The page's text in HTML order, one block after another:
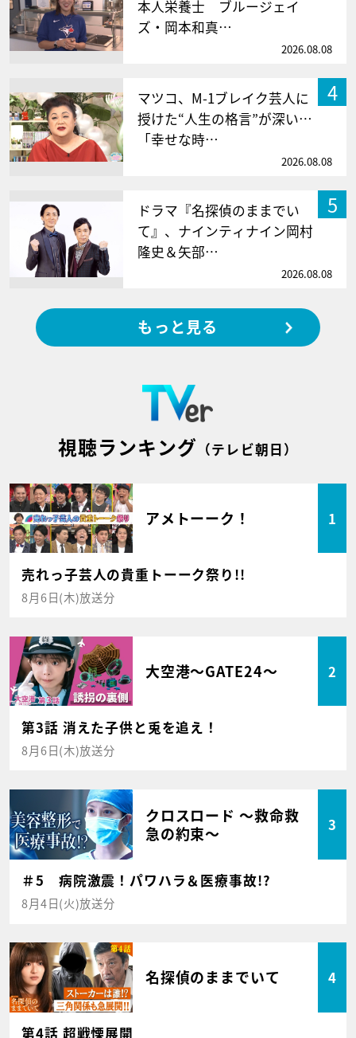
本人栄養士 ブルージェイ
ズ・岡本和真…
2026.08.08
4
マツコ、M-1ブレイク芸人に
授けた“人生の格言”が深い…
「幸せな時…
2026.08.08
5
ドラマ『名探偵のままでい
て』、ナインティナイン岡村
隆史＆矢部…
2026.08.08
もっと見る
視聴ランキング （テレビ朝日）
アメトーーク！ 1
売れっ子芸人の貴重トーーク祭り!!
8月6日(木)放送分
大空港～GATE24～ 2
第3話 消えた子供と兎を追え！
8月6日(木)放送分
クロスロード ～救命救
急の約束～
3
＃5 病院激震！パワハラ＆医療事故!?
8月4日(火)放送分
名探偵のままでいて 4
第4話 超戦慄展開